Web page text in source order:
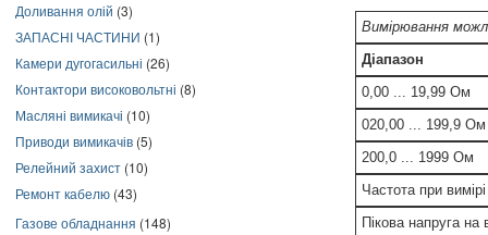
Доливання олій (3)
ЗАПАСНІ ЧАСТИНИ (1)
Камери дугогасильні (26)
Контактори високовольтні (8)
Масляні вимикачі (10)
Приводи вимикачів (5)
Релейний захист (10)
Ремонт кабелю (43)
Газове обладнання (148)
Вимірювання
Діапазон
0,00 ... 19,99 Ом
020,00 ... 199,9 Ом
200,0 ... 1999 Ом
Частота при вимірі
Пікова напруга